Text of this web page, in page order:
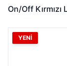
On/Off Kırmızı
YENİ